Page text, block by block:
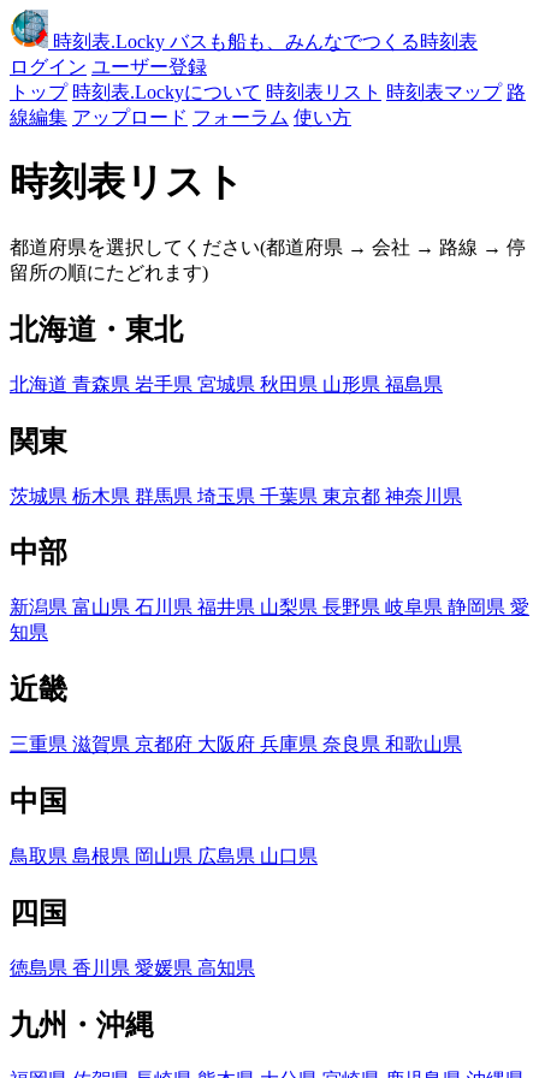
時刻表.Locky バスも船も、みんなでつくる時刻表
ログイン ユーザー登録
トップ 時刻表.Lockyについて 時刻表リスト 時刻表マップ 路
線編集 アップロード フォーラム 使い方
時刻表リスト
都道府県を選択してください(都道府県 → 会社 → 路線 → 停
留所の順にたどれます)
北海道・東北
北海道 青森県 岩手県 宮城県 秋田県 山形県 福島県
関東
茨城県 栃木県 群馬県 埼玉県 千葉県 東京都 神奈川県
中部
新潟県 富山県 石川県 福井県 山梨県 長野県 岐阜県 静岡県 愛
知県
近畿
三重県 滋賀県 京都府 大阪府 兵庫県 奈良県 和歌山県
中国
鳥取県 島根県 岡山県 広島県 山口県
四国
徳島県 香川県 愛媛県 高知県
九州・沖縄